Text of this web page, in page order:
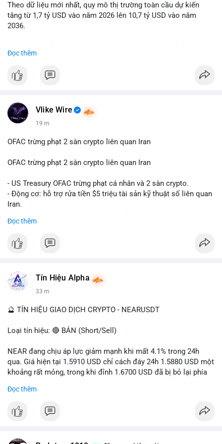
Lời khuyên: Nhà đầu tư nhỏ lẻ nên quan sát thêm 2-4 giờ sau
khi giao dịch được xác nhận, tránh hành động theo cảm xúc.
ưu tiên quản trị rủi ro trong giai đoạn biến động mạnh.
#btcmempool65k
Theo dữ liệu mới nhất, quy mô thị trường toàn cầu dự kiến
tăng từ 1,7 tỷ USD vào năm 2026 lên 10,7 tỷ USD vào năm
2036.
hàng năm (CAGR) ấn tượng lên tới 20,2%.
Điều gì đang thúc đẩy sự tăng trưởng vượt bậc này? Hãy cùng
Đọc thêm
Vlike Wire
19 m
OFAC trừng phạt 2 sàn crypto liên quan Iran
OFAC trừng phạt 2 sàn crypto liên quan Iran
- US Treasury OFAC trừng phạt cá nhân và 2 sàn crypto.
- Động cơ: hỗ trợ rửa tiền $5 triệu tài sản kỹ thuật số liên quan
Iran.
- Tác động: rủi ro cho thị trường crypto, tăng áp lực pháp lý.
#binancesquare
#vlikevn #titanbot
📰 Nguồn: Cointelegraph
Đọc thêm
Tín Hiệu Alpha
33 m
🔮 TÍN HIỆU GIAO DỊCH CRYPTO - NEARUSDT
Loại tín hiệu: 🔴 BÁN (Short/Sell)
NEAR đang chịu áp lực giảm mạnh khi mất 4.1% trong 24h
qua. Giá hiện tại 1.5910 USD chỉ cách đáy 24h 1.5880 USD một
khoảng rất mỏng, trong khi đỉnh 1.6700 USD đã bị bỏ lại phía
kiểm soát hoàn toàn. Khối lượng giao dịch 10.29 triệu NEAR
tiếp diễn.
Đọc thêm